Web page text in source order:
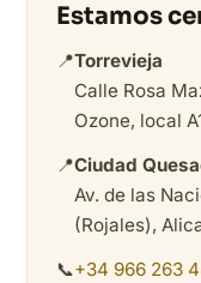
Estamos
📍Torrevieja
Calle Rosa
Ozone, local
📍Ciudad
Av. de las
(Rojales),
📞+34 966 263